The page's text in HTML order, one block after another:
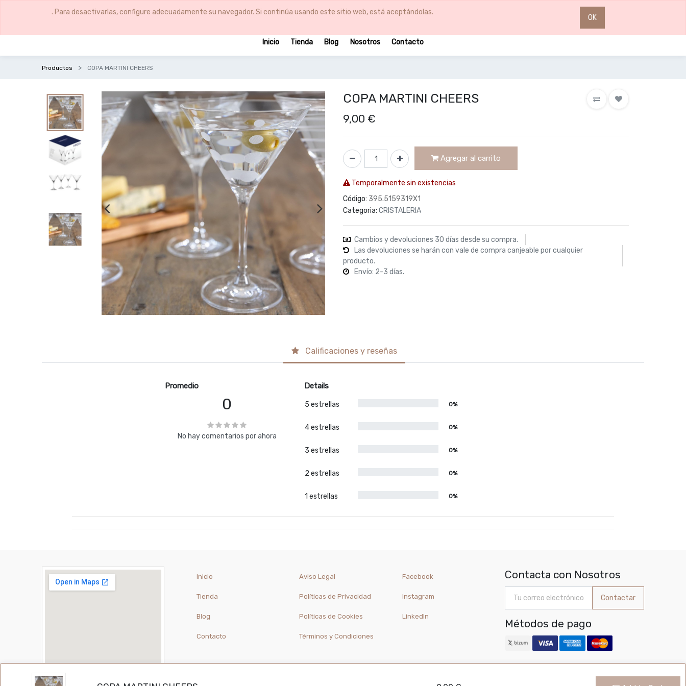
. Para desactivarlas, configure adecuadamente su navegador. Si continúa usando este sitio web, está aceptándolas.
OK
0
Inicio Tienda Blog Nosotros Contacto
Productos COPA MARTINI CHEERS
COPA MARTINI CHEERS
9,00 €
Agregar al carrito
Temporalmente sin existencias
Código: 395.5159319X1
Categoria: CRISTALERIA
Cambios y devoluciones 30 días desde su compra.
Las devoluciones se harán con vale de compra canjeable por cualquier
producto.
Envío: 2-3 días.
Calificaciones y reseñas
Promedio
0
No hay comentarios por ahora
Details
5 estrellas 0%
4 estrellas 0%
3 estrellas 0%
2 estrellas 0%
1 estrellas 0%
Inicio
Tienda
Blog
Contacto
Aviso Legal
Políticas de Privacidad
Políticas de Cookies
Términos y Condiciones
Facebook
Instagram
LinkedIn
Contacta con Nosotros
Contactar
Métodos de pago